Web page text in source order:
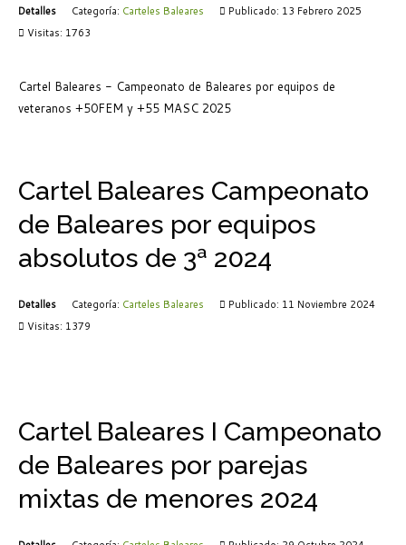
Detalles Categoría: Carteles Baleares
Publicado: 13 Febrero 2025
Visitas: 1763
Cartel Baleares - Campeonato de Baleares por equipos de
veteranos +50FEM y +55 MASC 2025
Cartel Baleares Campeonato
de Baleares por equipos
absolutos de 3ª 2024
Detalles Categoría: Carteles Baleares
Publicado: 11 Noviembre 2024
Visitas: 1379
Cartel Baleares I Campeonato
de Baleares por parejas
mixtas de menores 2024